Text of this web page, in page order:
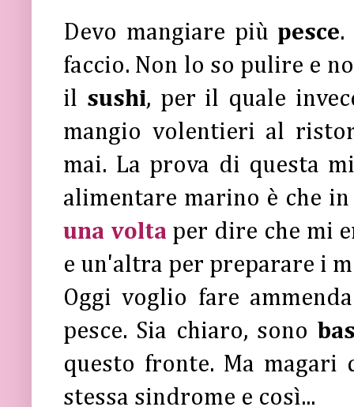
Devo mangiare più pesce.
faccio. Non lo so pulire e
il sushi, per il quale
mangio volentieri al
mai. La prova di questa
alimentare marino è che
una volta per dire che mi
e un'altra per preparare i
Oggi voglio fare
pesce. Sia chiaro, sono
questo fronte. Ma
stessa sindrome e così...